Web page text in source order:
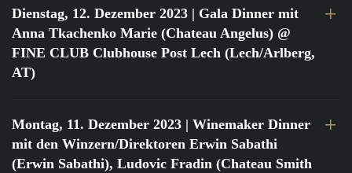
Dienstag, 12. Dezember 2023 | Gala Dinner mit
Anna Tkachenko Marie (Chateau Angelus) @
FINE CLUB Clubhouse Post Lech (Lech/Arlberg,
AT)
Montag, 11. Dezember 2023 | Winemaker Dinner
mit den Winzern/Direktoren Erwin Sabathi
(Erwin Sabathi), Ludovic Fradin (Chateau Smith